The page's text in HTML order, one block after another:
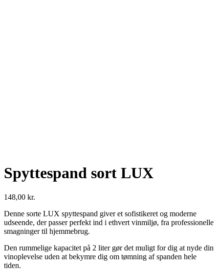
Spyttespand sort LUX
148,00 kr.
Denne sorte LUX spyttespand giver et sofistikeret og moderne
udseende, der passer perfekt ind i ethvert vinmiljø, fra professionelle
smagninger til hjemmebrug.
Den rummelige kapacitet på 2 liter gør det muligt for dig at nyde din
vinoplevelse uden at bekymre dig om tømning af spanden hele
tiden.